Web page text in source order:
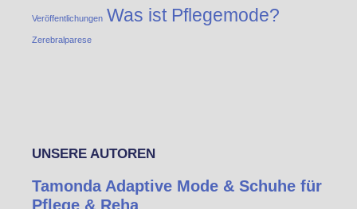
Veröffentlichungen Was ist Pflegemode?
Zerebralparese
UNSERE AUTOREN
Tamonda Adaptive Mode & Schuhe für
Pflege & Reha